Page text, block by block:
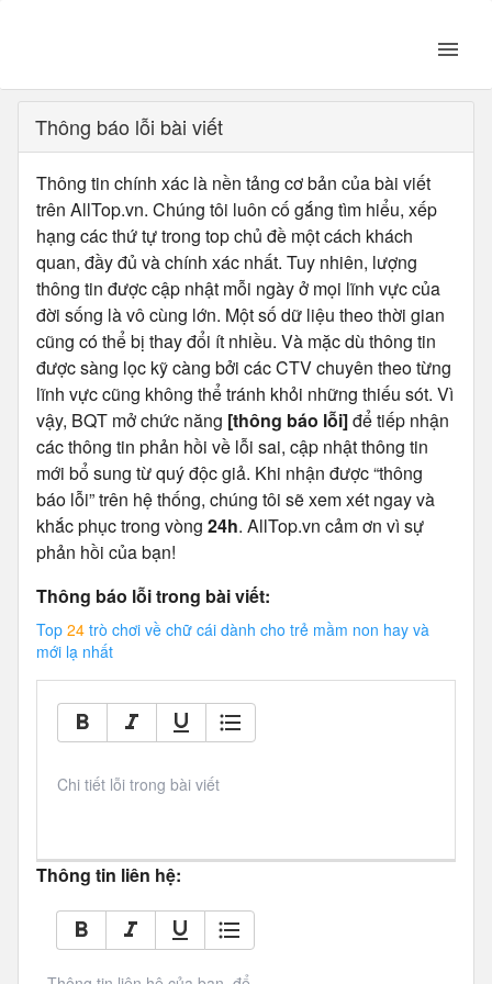
Thông báo lỗi bài viết
Thông tin chính xác là nền tảng cơ bản của bài viết
trên AllTop.vn. Chúng tôi luôn cố gắng tìm hiểu, xếp
hạng các thứ tự trong top chủ đề một cách khách
quan, đầy đủ và chính xác nhất. Tuy nhiên, lượng
thông tin được cập nhật mỗi ngày ở mọi lĩnh vực của
đời sống là vô cùng lớn. Một số dữ liệu theo thời gian
cũng có thể bị thay đổi ít nhiều. Và mặc dù thông tin
được sàng lọc kỹ càng bởi các CTV chuyên theo từng
lĩnh vực cũng không thể tránh khỏi những thiếu sót. Vì
vậy, BQT mở chức năng [thông báo lỗi]để tiếp nhận
các thông tin phản hồi về lỗi sai, cập nhật thông tin
mới bổ sung từ quý độc giả. Khi nhận được “thông
báo lỗi” trên hệ thống, chúng tôi sẽ xem xét ngay và
khắc phục trong vòng 24h. AllTop.vn cảm ơn vì sự
phản hồi của bạn!
Thông báo lỗi trong bài viết:
Top 24 trò chơi về chữ cái dành cho trẻ mầm non hay và
mới lạ nhất
Chi tiết lỗi trong bài viết
Thông tin liên hệ: